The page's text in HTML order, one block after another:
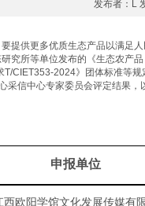
发布者：L
提供更多优质生态产品以满足
究所等单位发布的《生态农产
T/CIET353-2024》团体标准等
采信中心专家委员会评定结果
申报单位
西欧阳学馆文化发展传媒有